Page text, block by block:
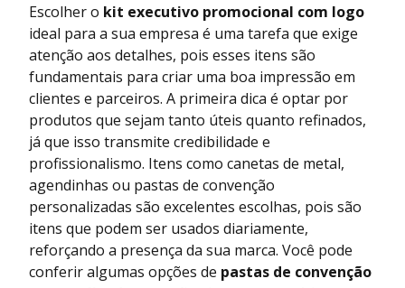
Escolher o kit executivo promocional com logo
ideal para a sua empresa é uma tarefa que exige
atenção aos detalhes, pois esses itens são
fundamentais para criar uma boa impressão em
clientes e parceiros. A primeira dica é optar por
produtos que sejam tanto úteis quanto refinados,
já que isso transmite credibilidade e
profissionalismo. Itens como canetas de metal,
agendinhas ou pastas de convenção
personalizadas são excelentes escolhas, pois são
itens que podem ser usados diariamente,
reforçando a presença da sua marca. Você pode
conferir algumas opções de pastas de convenção